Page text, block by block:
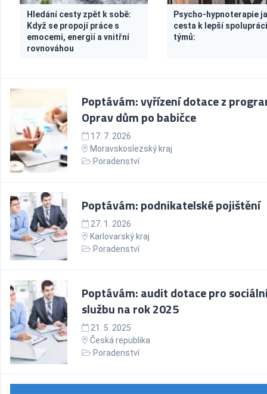
Hledání cesty zpět k sobě:
Když se propojí práce s
emocemi, energií a vnitřní
rovnováhou
Psycho-hypnoterapie
cesta k lepší
týmů:
Poptávám: vyřízení dotace z
Oprav dům po babičce
17. 7. 2026
Moravskoslezský kraj
Poradenství
Poptávám: podnikatelské pojištění
27. 1. 2026
Karlovarský kraj
Poradenství
Poptávám: audit dotace pro
službu na rok 2025
21. 5. 2025
Česká republika
Poradenství